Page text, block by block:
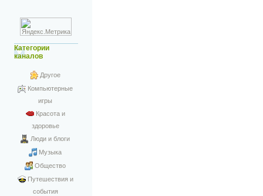
Категории
каналов
Другое
Компьютерные
игры
Красота и
здоровье
Люди и блоги
Музыка
Общество
Путешествия и
события